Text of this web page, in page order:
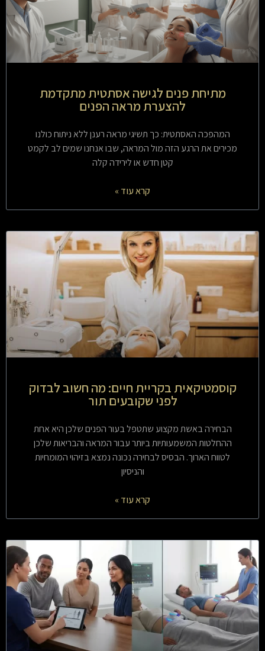
מתיחת פנים לגישה אסתטית מתקדמת
להצערת מראה הפנים
המהפכה האסתטית: כך תשיגי מראה רענן ללא ניתוח כולנו
מכירים את הרגע הזה מול המראה, שבו אנחנו שמים לב לקמט
קטן חדש או לירידה קלה
קרא עוד »
קוסמטיקאית בקריית חיים: מה חשוב לבדוק
לפני שקובעים תור
הבחירה באשת מקצוע שתטפל בעור הפנים שלכן היא אחת
ההחלטות המשמעותיות ביותר עבור המראה והבריאות שלכן
לטווח הארוך. הבסיס לבחירה נכונה נמצא בזיהוי המומחיות
והניסיון
קרא עוד »